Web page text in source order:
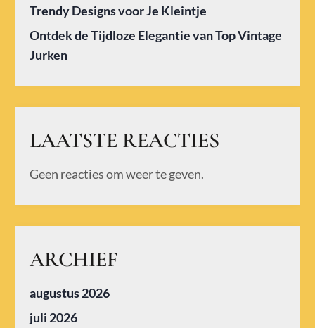
Trendy Designs voor Je Kleintje
Ontdek de Tijdloze Elegantie van Top Vintage
Jurken
LAATSTE REACTIES
Geen reacties om weer te geven.
ARCHIEF
augustus 2026
juli 2026